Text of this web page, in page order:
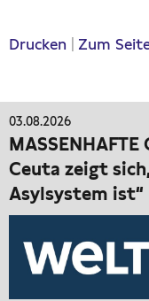
Drucken Zum
03.08.2026
MASSENHAFTE
Ceuta zeigt
Asylsystem ist“